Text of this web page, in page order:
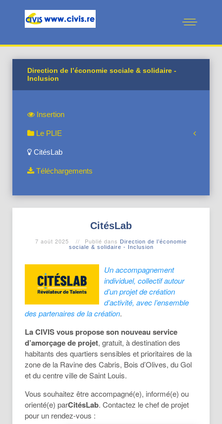
Direction de l’économie sociale & solidaire -
Inclusion
Insertion
Le PLIE
CitésLab
Téléchargements
CitésLab
7 août 2025 Publié dans Direction de l’économie
sociale & solidaire - Inclusion
Un accompagnement
individuel, collectif autour
d’un projet de création
d’activité, avec l’ensemble
des partenaires de la création.
La CIVIS vous propose son nouveau service
d’amorçage de projet, gratuit, à destination des
habitants des quartiers sensibles et prioritaires de la
zone de la Ravine des Cabris, Bois d’Olives, du Gol
et du centre ville de Saint Louis.
Vous souhaitez être accompagné(e), informé(e) ou
orienté(e) parCitésLab. Contactez le chef de projet
pour un rendez-vous :